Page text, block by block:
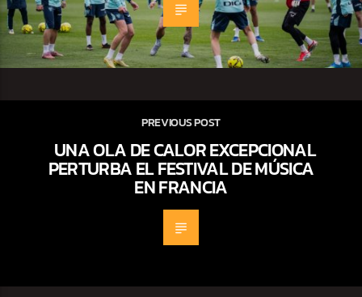
PREVIOUS POST
UNA OLA DE CALOR EXCEPCIONAL
PERTURBA EL FESTIVAL DE MÚSICA
EN FRANCIA